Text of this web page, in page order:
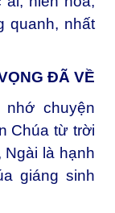
quanh, nhất
ĐÃ VỀ
chuyện
Chúa từ trời
Ngài là hạnh
giáng sinh